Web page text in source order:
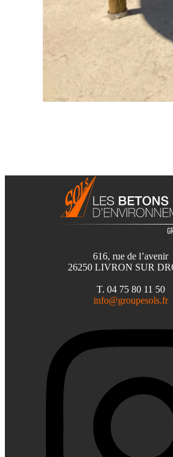
616, rue de l’avenir
26250 LIVRON SUR
T. 04 75 80 11 50
info@groupesols.fr